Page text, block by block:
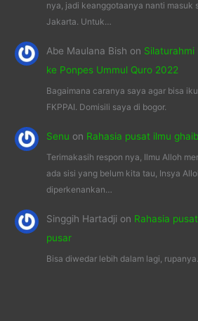
nya, jadi keanggotaanya nanti masuk
Jakarta. Untuk…
Abe Maulana Bish on Silaturahmi
ke Ponpes Ummul Quro 2022
Bagaimana caranya saya agar bisa
FKPPAI. Domisili saya di bogor.
Senu on Rahasia pusat ilmu
Terimakasih respon nya, Ilmu Alloh
ada sisi yang belum kita tau, Insya
diperkenankan…
Singgih Hartadjion Rahasia
pusar
Bisa diwedar lebih dalam lagi, rupanya.